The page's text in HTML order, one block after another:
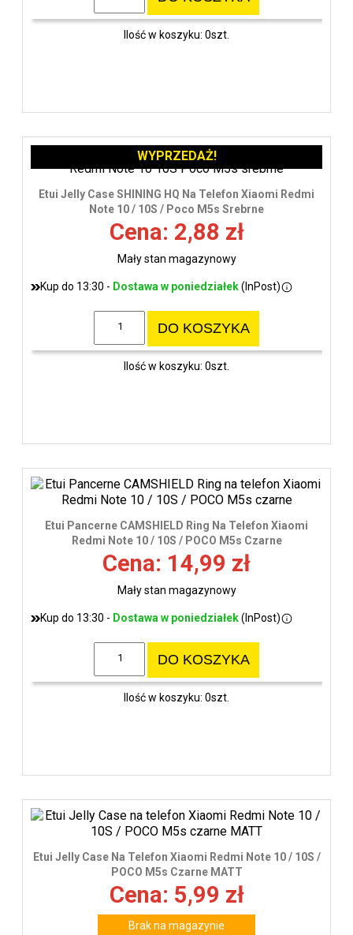
Ilość w koszyku: 0szt.
Etui Jelly Case SHINING HQ Na Telefon Xiaomi Redmi
Note 10 / 10S / Poco M5s Srebrne
Cena: 2,88 zł
Mały stan magazynowy
Kup do 13:30 - Dostawa w poniedziałek(InPost)
DO KOSZYKA
Ilość w koszyku: 0szt.
WYPRZEDAŻ!
Etui Pancerne CAMSHIELD Ring Na Telefon Xiaomi
Redmi Note 10 / 10S / POCO M5s Czarne
Cena: 14,99 zł
Mały stan magazynowy
Kup do 13:30 - Dostawa w poniedziałek(InPost)
DO KOSZYKA
Ilość w koszyku: 0szt.
Etui Jelly Case Na Telefon Xiaomi Redmi Note 10 / 10S /
POCO M5s Czarne MATT
Cena: 5,99 zł
Brak na magazynie